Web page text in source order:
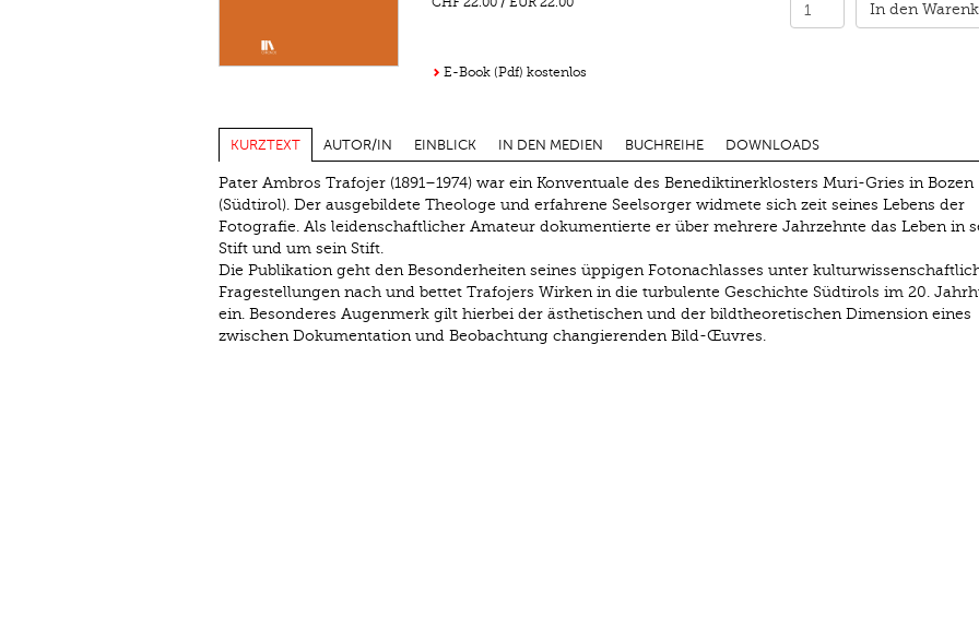
In den
E-Book (Pdf) kostenlos
KURZTEXT AUTOR/IN EINBLICK IN DEN MEDIEN BUCHREIHE DOWNLOADS
Pater Ambros Trafojer (1891–1974) war ein Konventuale des Benediktinerklosters Muri-Gries in Bozen
(Südtirol). Der ausgebildete Theologe und erfahrene Seelsorger widmete sich zeit seines Lebens der
Fotografie. Als leidenschaftlicher Amateur dokumentierte er über mehrere Jahrzehnte das Leben in
Stift und um sein Stift.
Die Publikation geht den Besonderheiten seines üppigen Foto­nachlasses unter
Fragestellungen nach und bettet Trafojers Wirken in die turbulente Geschichte Südtirols im 20.
ein. Besonderes Augenmerk gilt hierbei der ästhetischen und der bildtheoretischen ­Dimension eines
zwischen Dokumentation und Beobachtung changierenden Bild-Œuvres.